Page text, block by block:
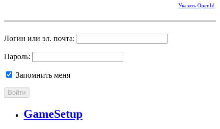
Указать OpenId
Логин или эл. почта:
Пароль:
Запомнить меня
Войти
GameSetup